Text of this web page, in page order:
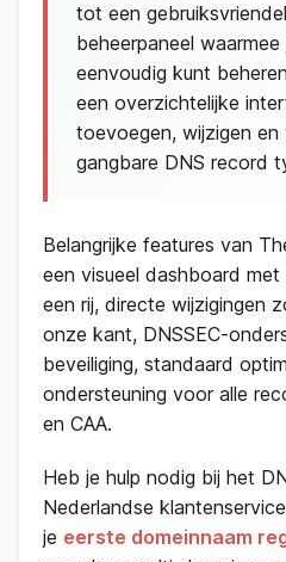
tot een
beheerpaneel
eenvoudig kunt
een overzichtelijke
toevoegen, wijzigen en
gangbare DNS record
Belangrijke features van
een visueel dashboard
een rij, directe wijzigingen
onze kant, DNSSEC-
beveiliging, standaard
ondersteuning voor alle
en CAA.
Heb je hulp nodig bij het
Nederlandse
je eerste domeinnaam